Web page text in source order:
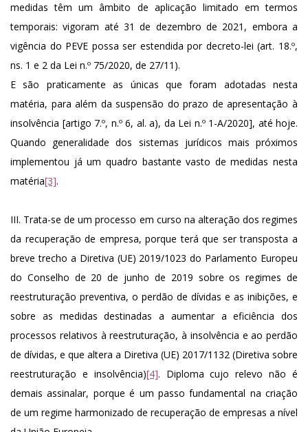
medidas têm um âmbito de aplicação limitado em termos
temporais: vigoram até 31 de dezembro de 2021, embora a
vigência do PEVE possa ser estendida por decreto-lei (art. 18.º,
ns. 1 e 2 da Lei n.º 75/2020, de 27/11).
E são praticamente as únicas que foram adotadas nesta
matéria, para além da suspensão do prazo de apresentação à
insolvência [artigo 7.º, n.º 6, al. a), da Lei n.º 1-A/2020], até hoje.
Quando generalidade dos sistemas jurídicos mais próximos
implementou já um quadro bastante vasto de medidas nesta
matéria[3].
III. Trata-se de um processo em curso na alteração dos regimes
da recuperação de empresa, porque terá que ser transposta a
breve trecho a Diretiva (UE) 2019/1023 do Parlamento Europeu
do Conselho de 20 de junho de 2019 sobre os regimes de
reestruturação preventiva, o perdão de dívidas e as inibições, e
sobre as medidas destinadas a aumentar a eficiência dos
processos relativos à reestruturação, à insolvência e ao perdão
de dívidas, e que altera a Diretiva (UE) 2017/1132 (Diretiva sobre
reestruturação e insolvência)[4]. Diploma cujo relevo não é
demais assinalar, porque é um passo fundamental na criação
de um regime harmonizado de recuperação de empresas a nível